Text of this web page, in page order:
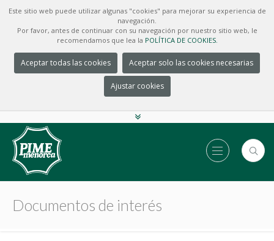
Este sitio web puede utilizar algunas "cookies" para mejorar su experiencia de
navegación.
Por favor, antes de continuar con su navegación por nuestro sitio web, le
recomendamos que lea la POLÍTICA DE COOKIES.
Aceptar todas las cookies Aceptar solo las cookies necesarias
Ajustar cookies
Documentos de interés